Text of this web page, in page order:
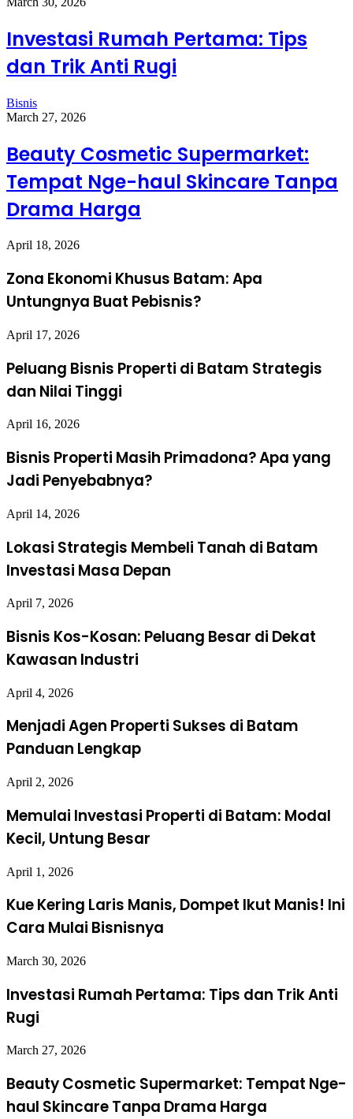
Investasi Rumah Pertama: Tips
dan Trik Anti Rugi
Bisnis
March 27, 2026
Beauty Cosmetic Supermarket:
Tempat Nge-haul Skincare Tanpa
Drama Harga
April 18, 2026
Zona Ekonomi Khusus Batam: Apa
Untungnya Buat Pebisnis?
April 17, 2026
Peluang Bisnis Properti di Batam Strategis
dan Nilai Tinggi
April 16, 2026
Bisnis Properti Masih Primadona? Apa yang
Jadi Penyebabnya?
April 14, 2026
Lokasi Strategis Membeli Tanah di Batam
Investasi Masa Depan
April 7, 2026
Bisnis Kos-Kosan: Peluang Besar di Dekat
Kawasan Industri
April 4, 2026
Menjadi Agen Properti Sukses di Batam
Panduan Lengkap
April 2, 2026
Memulai Investasi Properti di Batam: Modal
Kecil, Untung Besar
April 1, 2026
Kue Kering Laris Manis, Dompet Ikut Manis! Ini
Cara Mulai Bisnisnya
March 30, 2026
Investasi Rumah Pertama: Tips dan Trik Anti
Rugi
March 27, 2026
Beauty Cosmetic Supermarket: Tempat Nge-
haul Skincare Tanpa Drama Harga